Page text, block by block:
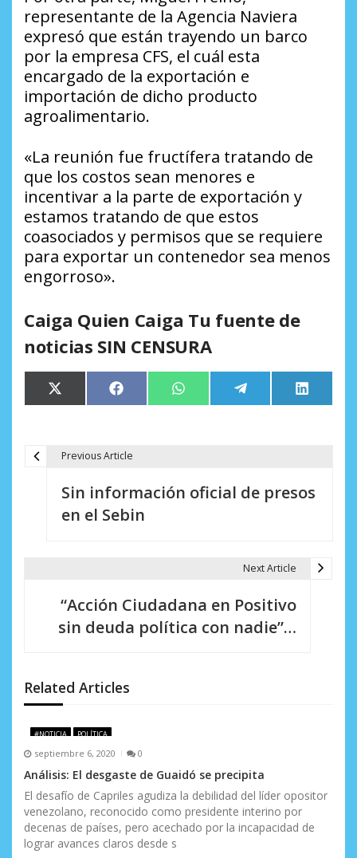
representante de la Agencia Naviera
expresó que están trayendo un barco
por la empresa CFS, el cuál esta
encargado de la exportación e
importación de dicho producto
agroalimentario.
«La reunión fue fructífera tratando de
que los costos sean menores e
incentivar a la parte de exportación y
estamos tratando de que estos
coasociados y permisos que se requiere
para exportar un contenedor sea menos
engorroso».
Caiga Quien Caiga Tu fuente de
noticias SIN CENSURA
Compartir
en
X
(Twitter)
Compartir
en
Facebook Compartir
en
WhatsApp Compartir
en
Telegram
en
LinkedIn
ó
n
d
e
e
n
Previous Article
Sin información oficial de presos
en el Sebin
Next Article
“Acción Ciudadana en Positivo
sin deuda política con nadie”…
Related Articles
#NOTICIA POLÍTICA
septiembre 6, 2020 0
Análisis: El desgaste de Guaidó se precipita
El desafío de Capriles agudiza la debilidad del líder opositor
venezolano, reconocido como presidente interino por
decenas de países, pero acechado por la incapacidad de
lograr avances claros desde s